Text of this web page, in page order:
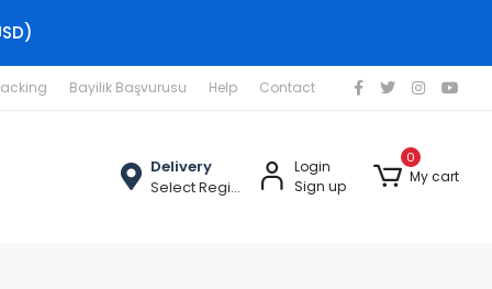
Bayilik Başvurusu Help Contact
Delivery
Select Region
Login
Sign up
0
My cart